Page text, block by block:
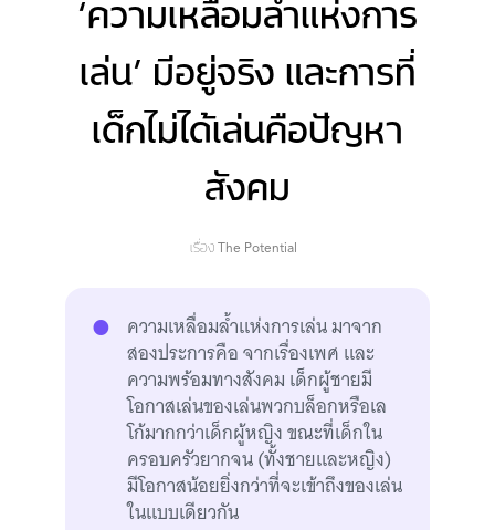
‘ความเหลื่อมล้ำแห่งการ
เล่น’ มีอยู่จริง และการที่
เด็กไม่ได้เล่นคือปัญหา
สังคม
เรื่อง The Potential
ความเหลื่อมล้ำแห่งการเล่น มาจาก
สองประการคือ จากเรื่องเพศ และ
ความพร้อมทางสังคม เด็กผู้ชายมี
โอกาสเล่นของเล่นพวกบล็อกหรือเล
โก้มากกว่าเด็กผู้หญิง ขณะที่เด็กใน
ครอบครัวยากจน (ทั้งชายและหญิง)
มีโอกาสน้อยยิ่งกว่าที่จะเข้าถึงของเล่น
ในแบบเดียวกัน